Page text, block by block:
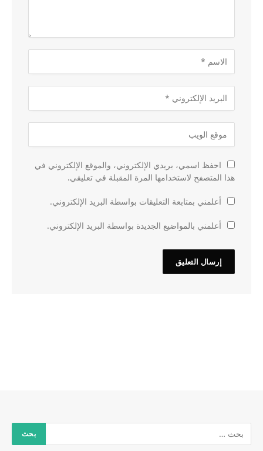
احفظ اسمي، بريدي الإلكتروني، والموقع الإلكتروني في
هذا المتصفح لاستخدامها المرة المقبلة في تعليقي.
أعلمني بمتابعة التعليقات بواسطة البريد الإلكتروني.
أعلمني بالمواضيع الجديدة بواسطة البريد الإلكتروني.